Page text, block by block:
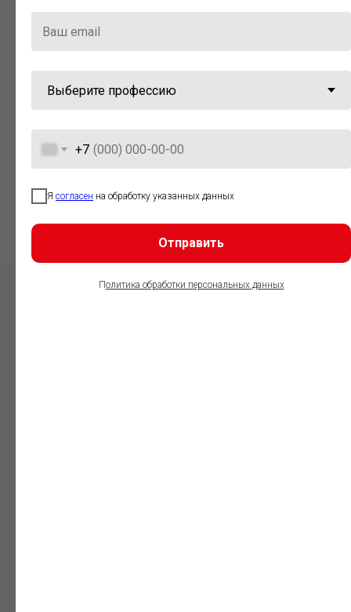
Компания «Гарант» стала
победителем премии «Время
+7
Я согласен на обработку указанных данных
Отправить
Политика обработки персональных данных